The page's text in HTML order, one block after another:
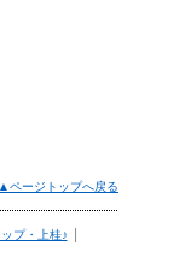
▲ページトップへ戻る
プ・上桂♪